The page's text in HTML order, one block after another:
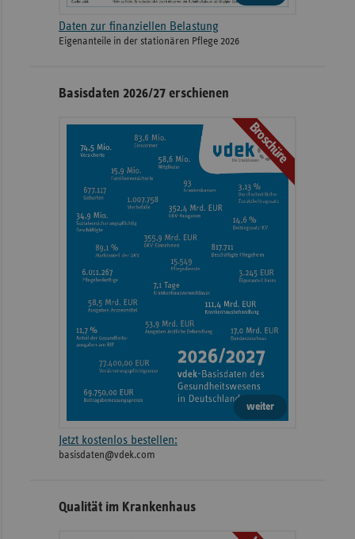
Daten zur finanziellen Belastung
Eigenanteile in der stationären Pflege 2026
Basisdaten 2026/27 erschienen
Broschüre
weiter
Jetzt kostenlos bestellen:
basisdaten@vdek.com
Qualität im Krankenhaus